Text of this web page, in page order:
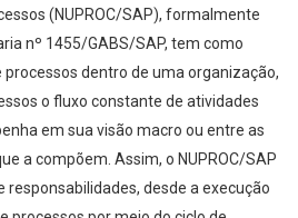
(NUPROC/SAP), formalmente
nº 1455/GABS/SAP, tem como
dentro de uma organização,
o fluxo constante de atividades
em sua visão macro ou entre as
a compõem. Assim, o NUPROC/SAP
responsabilidades, desde a execução